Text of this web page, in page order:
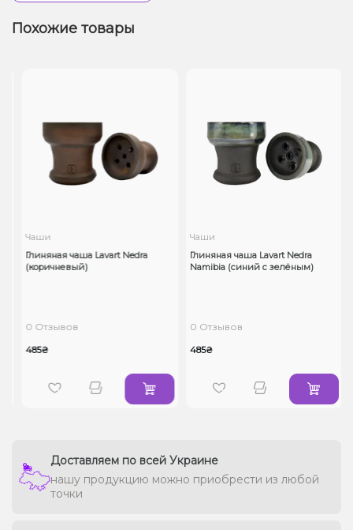
Похожие товары
Чаши
Глиняная чаша Lavart Nedra
(коричневый)
0 Отзывов
485₴
Чаши
Глиняная чаша Lavart Nedra
Namibia (синий с зелёным)
0 Отзывов
485₴
Доставляем по всей Украине
нашу продукцию можно приобрести из любой
точки